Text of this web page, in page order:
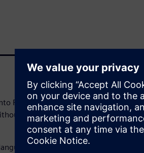
Rapidminer® SLC can run programs
the need to install any third-party
support includes core language,